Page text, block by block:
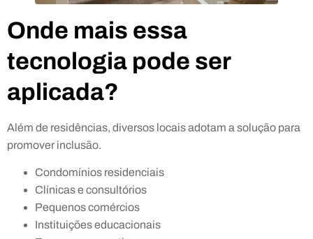
Onde mais essa
tecnologia pode ser
aplicada?
Além de residências, diversos locais adotam a solução para
promover inclusão.
Condomínios residenciais
Clínicas e consultórios
Pequenos comércios
Instituições educacionais